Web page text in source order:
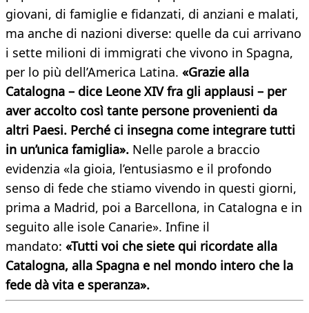
giovani, di famiglie e fidanzati, di anziani e malati,
ma anche di nazioni diverse: quelle da cui arrivano
i sette milioni di immigrati che vivono in Spagna,
per lo più dell’America Latina. «Grazie alla
Catalogna – dice Leone XIV fra gli applausi – per
aver accolto così tante persone provenienti da
altri Paesi. Perché ci insegna come integrare tutti
in un’unica famiglia». Nelle parole a braccio
evidenzia «la gioia, l’entusiasmo e il profondo
senso di fede che stiamo vivendo in questi giorni,
prima a Madrid, poi a Barcellona, in Catalogna e in
seguito alle isole Canarie». Infine il
mandato: «Tutti voi che siete qui ricordate alla
Catalogna, alla Spagna e nel mondo intero che la
fede dà vita e speranza».